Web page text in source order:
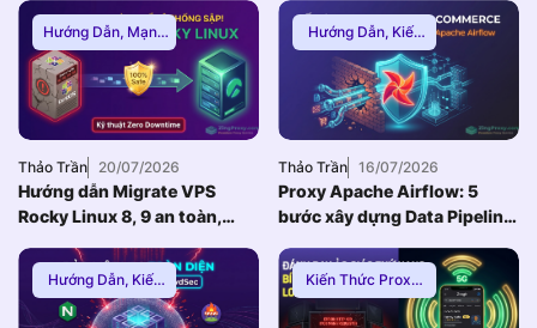
many connections hoặc 502/504 Gateway Timeout xuất hiện dày đặc, dẫn
đến […]
Hướng Dẫn, Mạng
Internnet
Thảo Trần 20/07/2026
Hướng dẫn Migrate VPS
Rocky Linux 8, 9 an toàn,
Hướng Dẫn, Kiến
Thức Proxy,Proxy
Dân Cư
Thảo Trần 16/07/2026
Proxy Apache Airflow: 5
bước xây dựng Data Pipeline
limit
Hướng Dẫn, Kiến
Thức Proxy,Mạng
Internnet
Kiến Thức Proxy,
Hướng Dẫn,Thuê
Proxy Việt Nam